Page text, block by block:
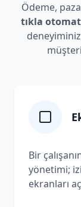
Ödeme,
tıkla
Bir
yönetimi;
ekranları